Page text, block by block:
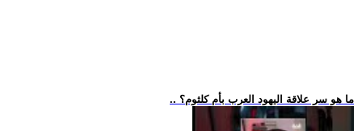
.. ما هو سر علاقة اليهود العرب بأم كلثوم؟